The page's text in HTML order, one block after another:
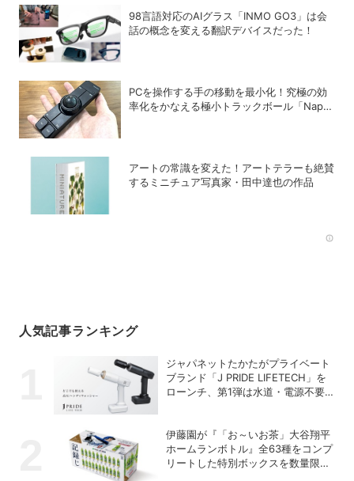
98言語対応のAIグラス「INMO GO3」は会
話の概念を変える翻訳デバイスだった！
PCを操作する手の移動を最小化！究極の効
率化をかなえる極小トラックボール「Nape
アートの常識を変えた！アートテラーも絶賛
するミニチュア写真家・田中達也の作品
人気記事ランキング
ジャパネットたかたがプライベート
ブランド「J PRIDE LIFETECH」を
ローンチ、第1弾は水道・電源不要
伊藤園が『「お～いお茶」大谷翔平
ホームランボトル』全63種をコンプ
リートした特別ボックスを数量限定